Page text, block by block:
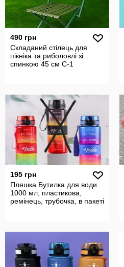
490 грн
Складаний стілець для
пікніка та риболовлі зі
спинкою 45 см C-1
195 грн
Пляшка Бутилка для води
1000 мл, пластикова,
ремінець, трубочка, в пакеті